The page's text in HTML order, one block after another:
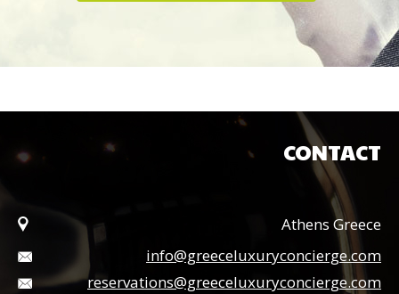
CONTACT
Athens Greece
info@greeceluxuryconcierge.com
reservations@greeceluxuryconcierge.com